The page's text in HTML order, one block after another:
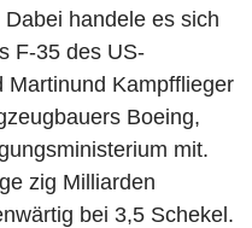
handele es sich
F-35 des US-
Martinund Kampfflieger
Boeing,
mit.
zig Milliarden
bei 3,5 Schekel.